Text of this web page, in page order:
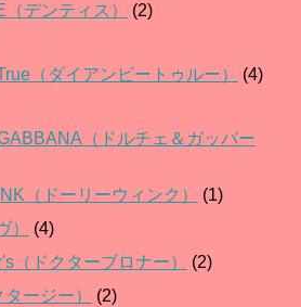
デンティス）
(2)
（ダイアンビートゥルー）
(4)
（ドルチェ＆ガッバー
（ドーリーウィンク）
(1)
）
(4)
（ドクターブロナー）
(2)
ージー）
(2)